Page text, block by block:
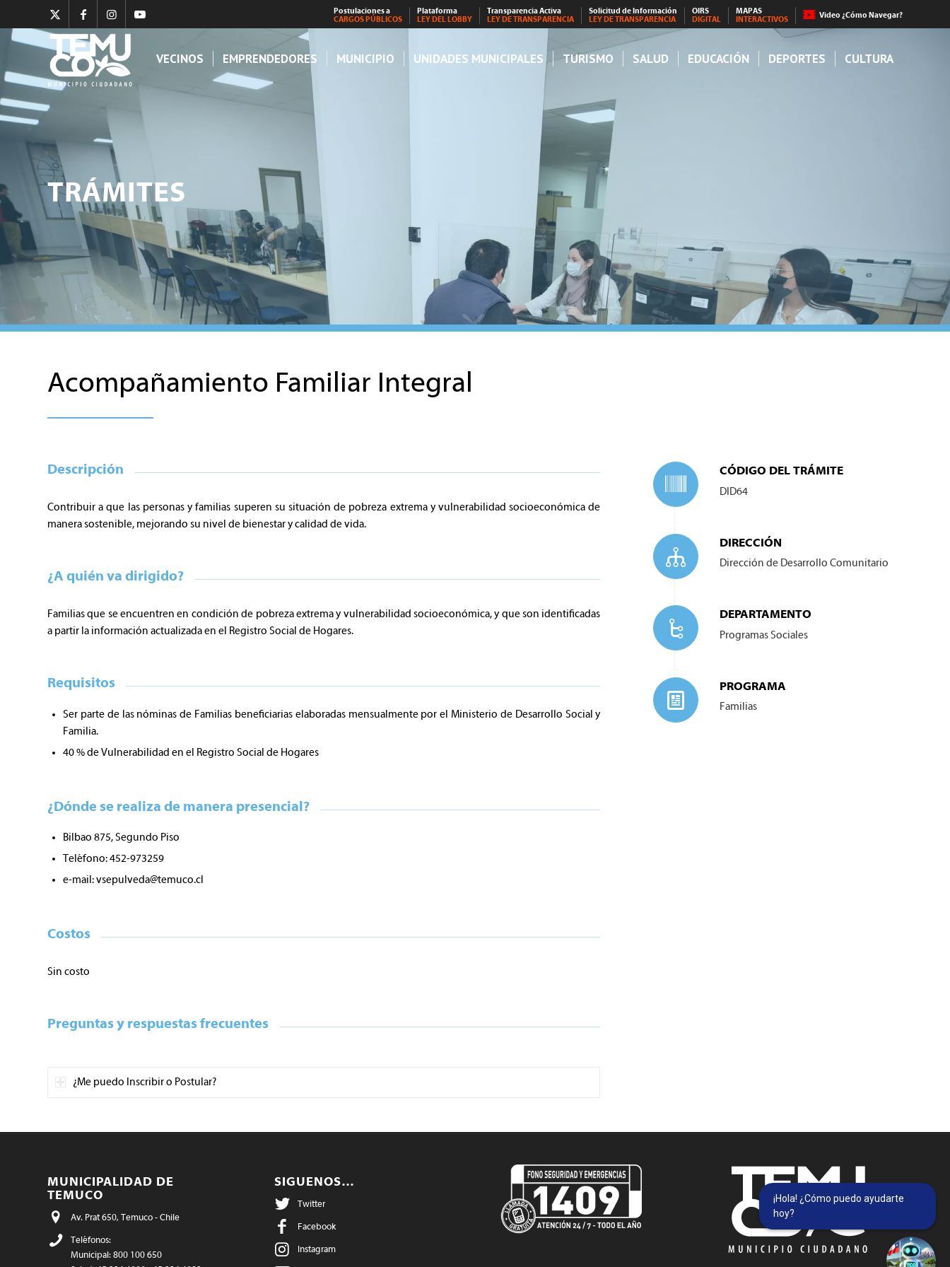
Postulaciones a
CARGOS PÚBLICOS
Plataforma
LEY DEL LOBBY
Transparencia Activa
LEY DE TRANSPARENCIA
Solicitud de Información
LEY DE TRANSPARENCIA
OIRS
DIGITAL
MAPAS
INTERACTIVOS
Video ¿Cómo Navegar?
VECINOS EMPRENDEDORES MUNICIPIO UNIDADES MUNICIPALES TURISMO SALUD EDUCACIÓN DEPORTES CULTURA
TRÁMITES
Acompañamiento Familiar Integral
Descripción
Contribuir a que las personas y familias superen su situación de pobreza extrema y vulnerabilidad socioeconómica de
manera sostenible, mejorando su nivel de bienestar y calidad de vida.
¿A quién va dirigido?
Familias que se encuentren en condición de pobreza extrema y vulnerabilidad socioeconómica, y que son identificadas
a partir la información actualizada en el Registro Social de Hogares.
Requisitos
Ser parte de las nóminas de Familias beneficiarias elaboradas mensualmente por el Ministerio de Desarrollo Social y
Familia.
40 % de Vulnerabilidad en el Registro Social de Hogares
¿Dónde se realiza de manera presencial?
Bilbao 875, Segundo Piso
Teléfono: 452-973259
e-mail:vsepulveda@temuco.cl
Costos
Sin costo
Preguntas y respuestas frecuentes
¿Me puedo Inscribir o Postular?
CÓDIGO DEL TRÁMITE
DID64
DIRECCIÓN
Dirección de Desarrollo Comunitario
DEPARTAMENTO
Programas Sociales
PROGRAMA
Familias
MUNICIPALIDAD DE
TEMUCO
Av. Prat 650, Temuco - Chile
Teléfonos:
Municipal: 800 100 650
SIGUENOS…
Twitter
Facebook
Instagram
¡Hola! ¿Cómo puedo ayudarte
hoy?